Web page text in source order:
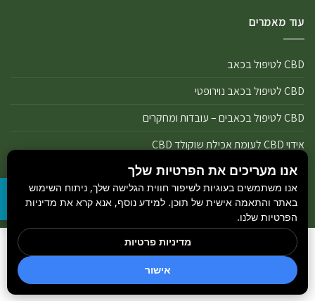
עוד מאמרים
CBD לטיפול בכאב
CBD לטיפול בכאב נוירופטי
CBD לטיפול בכאבים – עובדות ומחקרים
אידוי CBD לעומת אכילת שוקולד CBD
אידוי נכון של מוצרי שמן ותפרחת CBD
אידוי שמן CBD או אידוי תפרחת CBD
הבלוג
כל הזכויות שמורות 2026 © GetCBDוהיצרנים הנמצאים באתר.
חדשות קנאביס
מקודם ע״יRank+ סוכן חכם לאתר
אנו מעריכים את הפרטיות שלך
אנו משתמשים בעוגיות לשיפור חווית הגלישה שלך, ניתוח השימוש
באתר והתאמה אישית של תוכן. למידע נוסף, אנא קרא את מדיניות
הפרטיות שלנו.
אישור
מדיניות פרטיות